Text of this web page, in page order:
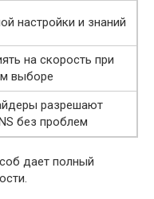
настройки и знаний
на скорость при
выборе
разрешают
без проблем
дает полный